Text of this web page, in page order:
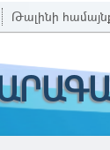
Թալինի